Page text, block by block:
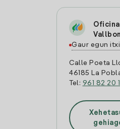
Gaur egun
Calle Poeta
46185 La
Tel: 961 82 20